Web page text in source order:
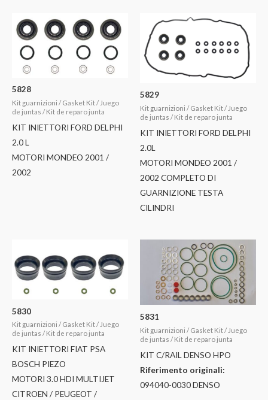
5828
Kit guarnizioni / Gasket Kit / Juego
de juntas / Kit de reparo junta
KIT INIETTORI FORD DELPHI
2.0 L
MOTORI MONDEO 2001 /
2002
5829
Kit guarnizioni / Gasket Kit / Juego
de juntas / Kit de reparo junta
KIT INIETTORI FORD DELPHI
2.0L
MOTORI MONDEO 2001 /
2002 COMPLETO DI
GUARNIZIONE TESTA
CILINDRI
5830
Kit guarnizioni / Gasket Kit / Juego
de juntas / Kit de reparo junta
KIT INIETTORI FIAT PSA
BOSCH PIEZO
MOTORI 3.0 HDI MULTIJET
CITROEN / PEUGEOT /
5831
Kit guarnizioni / Gasket Kit / Juego
de juntas / Kit de reparo junta
KIT C/RAIL DENSO HPO
Riferimento originali:
094040-0030 DENSO